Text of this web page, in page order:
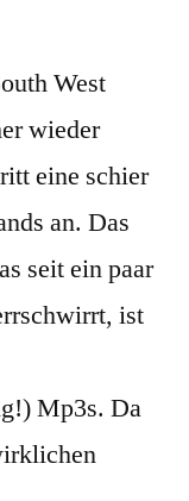
West
wieder
eine schier
an. Das
seit ein paar
ist
Mp3s. Da